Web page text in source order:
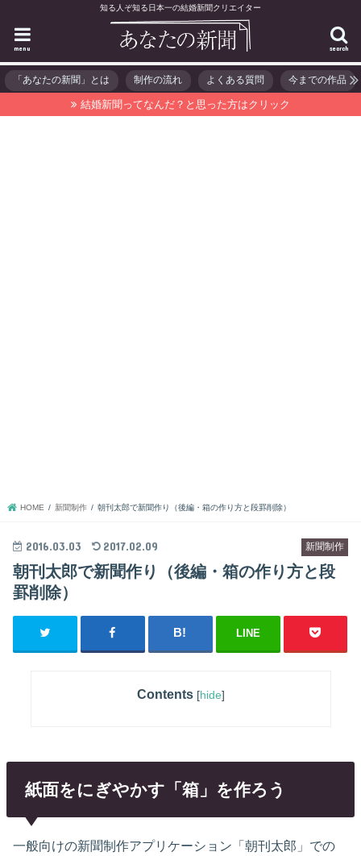
知る人ぞ知る日本一の結婚新聞クリエイター
search
menu
「あなたの新聞」とは 制作の流れ よくある質問 今までの作品
結婚新聞ってなんだ？と思った方はクリック
HOME 新聞制作 朝刊太郎で新聞作り（後編・箱の作り方と段罫削除）
新聞制作
2016.03.03 2017.02.09
朝刊太郎で新聞作り（後編・箱の作り方と段
罫削除）
LINE
Contents [hide]
紙面をにぎやかす「箱」を作ろう
一般向けの新聞制作アプリケーション「朝刊太郎」での